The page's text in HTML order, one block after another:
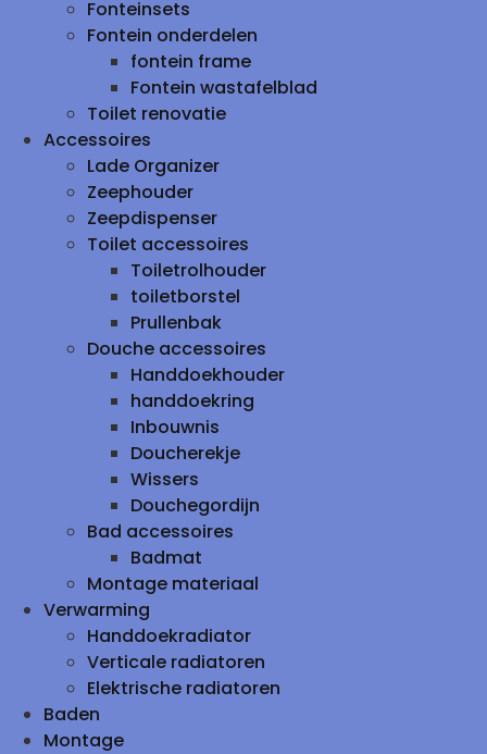
Fonteinsets
Fontein onderdelen
fontein frame
Fontein wastafelblad
Toilet renovatie
Accessoires
Lade Organizer
Zeephouder
Zeepdispenser
Toilet accessoires
Toiletrolhouder
toiletborstel
Prullenbak
Douche accessoires
Handdoekhouder
handdoekring
Inbouwnis
Doucherekje
Wissers
Douchegordijn
Bad accessoires
Badmat
Montage materiaal
Verwarming
Handdoekradiator
Verticale radiatoren
Elektrische radiatoren
Baden
Montage